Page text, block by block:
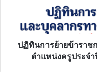
ทางการ
ศึกษา
ตำแหน่ง
ปฏิทินการย้ายข้าราช
ตำแหน่งครูประจ